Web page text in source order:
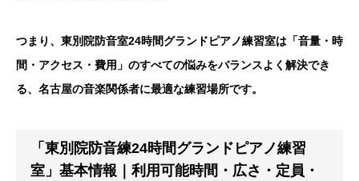
つまり、東別院防音室24時間グランドピアノ練習室は「音量・時
間・アクセス・費用」のすべての悩みをバランスよく解決でき
る、名古屋の音楽関係者に最適な練習場所です。
「東別院防音練24時間グランドピアノ練習
室」基本情報｜利用可能時間・広さ・定員・